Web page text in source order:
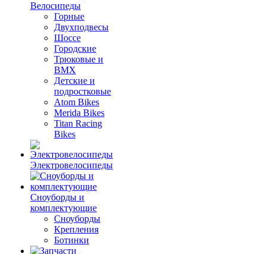
Велосипеды
Горные
Двухподвесы
Шоссе
Городские
Трюковые и
BMX
Детские и
подростковые
Atom Bikes
Merida Bikes
Titan Racing
Bikes
Электровелосипеды
Cноуборды и
комплектующие
Сноуборды
Крепления
Ботинки